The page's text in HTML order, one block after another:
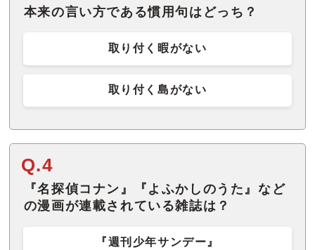
取り付く暇がない
取り付く島がない
Q.4
『名探偵コナン』『よふかしのうた』など
の漫画が連載されている雑誌は？
『週刊少年サンデー』